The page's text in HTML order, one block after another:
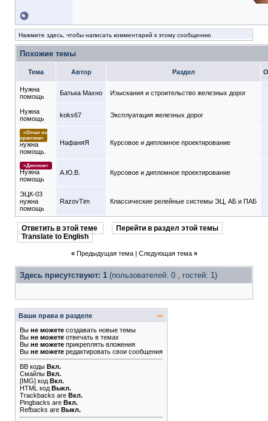
Нажмите здесь, чтобы написать комментарий к этому сообщению
Похожие темы
Тема Автор Раздел
Нужна
помощь
Батька Махно Изыскания и строительство железных дорог
Нужна
помощь
koks67 Эксплуатация железных дорог
=Отчет по
практике=
нужна
помощь.
НафаняЯ Курсовое и дипломное проектирование
=Диплом=
Нужна
помощь
А.Ю.В. Курсовое и дипломное проектирование
ЭЦК-03
нужна
помощь
RazovTim Классические релейные системы ЭЦ, АБ и ПАБ
Ответить в этой теме
Перейти в раздел этой темы
Translate to English
« Предыдущая тема| Следующая тема »
Здесь присутствуют: 1 (пользователей: 0 , гостей: 1)
Ваши права в разделе
Вы не можете создавать новые темы
Вы не можете отвечать в темах
Вы не можете прикреплять вложения
Вы не можете редактировать свои сообщения
BB коды Вкл.
Смайлы Вкл.
[IMG] код Вкл.
HTML код Выкл.
Trackbacks are Вкл.
Pingbacks are Вкл.
Refbacks are Выкл.